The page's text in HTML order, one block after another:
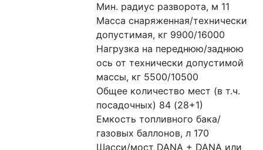
Мин. радиус разворота, м 11
Масса снаряженная/технически
допустимая, кг 9900/16000
Нагрузка на переднюю/заднюю
ось от технически допустимой
массы, кг 5500/10500
Общее количество мест (в т.ч.
посадочных) 84 (28+1)
Емкость топливного бака/
газовых баллонов, л 170
Шасси/мост DANA + DANA или